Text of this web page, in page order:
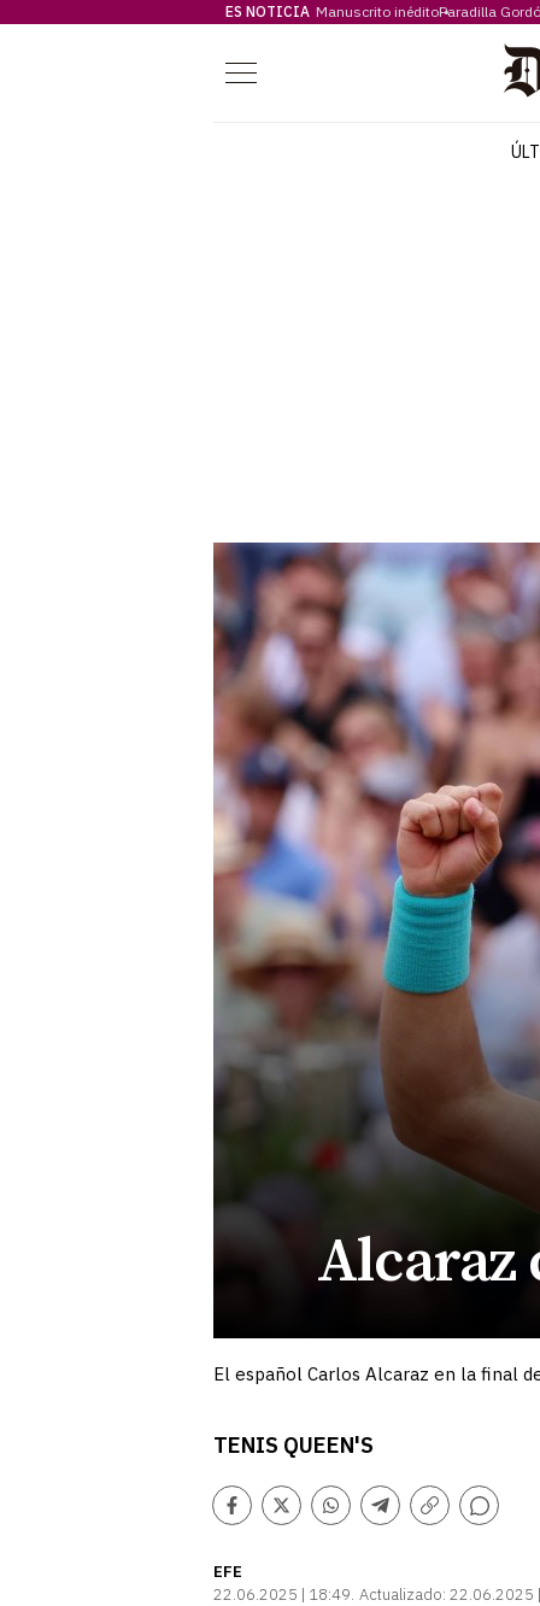
ES NOTICIA Manuscrito inéditoParadilla
Menú
Alcaraz
El español Carlos Alcaraz en la final
TENIS QUEEN'S
Facebook
TwitterWhatsapp
Telegram
Copiar
Comentarios
EFE
22.06.2025 | 18:49 Actualizado: 22.06.2025